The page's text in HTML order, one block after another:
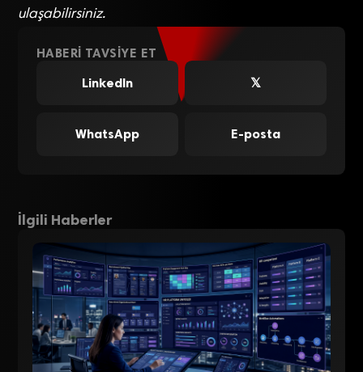
ulaşabilirsiniz.
HABERI TAVSIYE ET
LinkedIn
𝕏
WhatsApp E-posta
İlgili Haberler